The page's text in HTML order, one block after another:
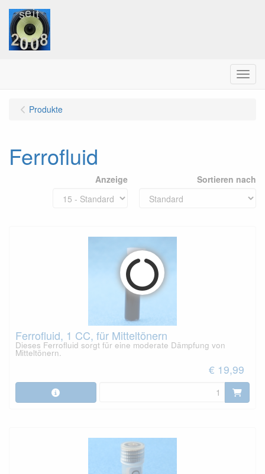
Menu
Produkte
Ferrofluid
Anzeige Sortieren nach
Ferrofluid, 1 CC, für Mitteltönern
Dieses Ferrofluid sorgt für eine moderate Dämpfung von
Mitteltönern.
€ 19,99